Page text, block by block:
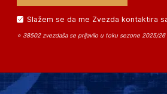
Slažem se da me Zvezda kontaktira
⭐ 38502 zvezdaša se prijavilo u toku sezone 2025/26